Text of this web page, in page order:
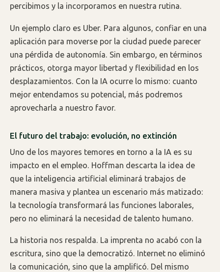
percibimos y la incorporamos en nuestra rutina.
Un ejemplo claro es Uber. Para algunos, confiar en una
aplicación para moverse por la ciudad puede parecer
una pérdida de autonomía. Sin embargo, en términos
prácticos, otorga mayor libertad y flexibilidad en los
desplazamientos. Con la IA ocurre lo mismo: cuanto
mejor entendamos su potencial, más podremos
aprovecharla a nuestro favor.
El futuro del trabajo: evolución, no extinción
Uno de los mayores temores en torno a la IA es su
impacto en el empleo. Hoffman descarta la idea de
que la inteligencia artificial eliminará trabajos de
manera masiva y plantea un escenario más matizado:
la tecnología transformará las funciones laborales,
pero no eliminará la necesidad de talento humano.
La historia nos respalda. La imprenta no acabó con la
escritura, sino que la democratizó. Internet no eliminó
la comunicación, sino que la amplificó. Del mismo